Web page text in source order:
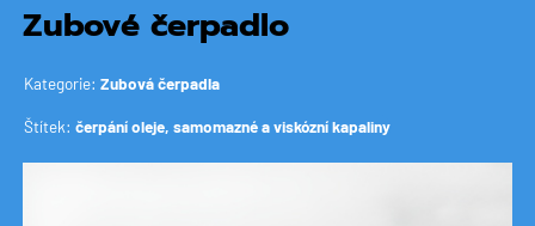
Zubové čerpadlo
Kategorie: Zubová čerpadla
Štítek: čerpání oleje, samomazné a viskózní kapaliny